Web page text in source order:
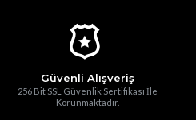
Güvenli Alışveriş
256 Bit SSL Güvenlik Sertifikası İle
Korunmaktadır.